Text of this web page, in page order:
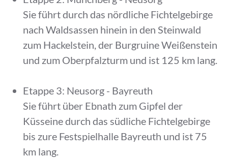
Sie führt durch das nördliche Fichtelgebirge
nach Waldsassen hinein in den Steinwald
zum Hackelstein, der Burgruine Weißenstein
und zum Oberpfalzturm und ist 125 km lang.
Etappe 3: Neusorg - Bayreuth
Sie führt über Ebnath zum Gipfel der
Küsseine durch das südliche Fichtelgebirge
bis zure Festspielhalle Bayreuth und ist 75
km lang.